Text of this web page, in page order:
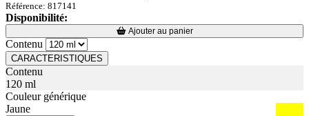
Référence: 817141
Disponibilité:
Loading...
Loading... Ajouter au panier
Contenu
CARACTERISTIQUES
Contenu
120 ml
Couleur générique
Jaune